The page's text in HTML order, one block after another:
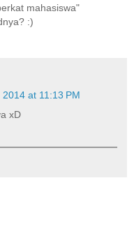
mahasiswa"
:)
at 11:13 PM
xD